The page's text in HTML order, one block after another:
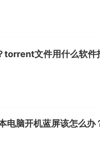
torrent文件用什么软件
电脑开机蓝屏该怎么办